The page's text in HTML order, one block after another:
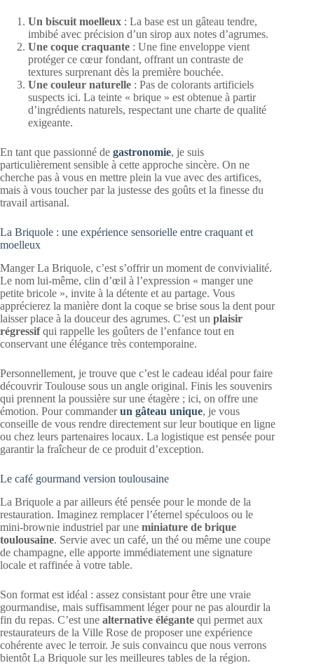
Un biscuit moelleux : La base est un gâteau tendre,
imbibé avec précision d’un sirop aux notes d’agrumes.
Une coque craquante : Une fine enveloppe vient
protéger ce cœur fondant, offrant un contraste de
textures surprenant dès la première bouchée.
Une couleur naturelle : Pas de colorants artificiels
suspects ici. La teinte « brique » est obtenue à partir
d’ingrédients naturels, respectant une charte de qualité
exigeante.
En tant que passionné de gastronomie, je suis
particulièrement sensible à cette approche sincère. On ne
cherche pas à vous en mettre plein la vue avec des artifices,
mais à vous toucher par la justesse des goûts et la finesse du
travail artisanal.
La Briquole : une expérience sensorielle entre craquant et
moelleux
Manger La Briquole, c’est s’offrir un moment de convivialité.
Le nom lui-même, clin d’œil à l’expression « manger une
petite bricole », invite à la détente et au partage. Vous
apprécierez la manière dont la coque se brise sous la dent pour
laisser place à la douceur des agrumes. C’est un plaisir
régressifqui rappelle les goûters de l’enfance tout en
conservant une élégance très contemporaine.
Personnellement, je trouve que c’est le cadeau idéal pour faire
découvrir Toulouse sous un angle original. Finis les souvenirs
qui prennent la poussière sur une étagère ; ici, on offre une
émotion. Pour commanderun gâteau unique, je vous
conseille de vous rendre directement sur leur boutique en ligne
ou chez leurs partenaires locaux. La logistique est pensée pour
garantir la fraîcheur de ce produit d’exception.
Le café gourmand version toulousaine
La Briquole a par ailleurs été pensée pour le monde de la
restauration. Imaginez remplacer l’éternel spéculoos ou le
mini-brownie industriel par une miniature de brique
toulousaine. Servie avec un café, un thé ou même une coupe
de champagne, elle apporte immédiatement une signature
locale et raffinée à votre table.
Son format est idéal : assez consistant pour être une vraie
gourmandise, mais suffisamment léger pour ne pas alourdir la
fin du repas. C’est une alternative élégante qui permet aux
restaurateurs de la Ville Rose de proposer une expérience
cohérente avec le terroir. Je suis convaincu que nous verrons
bientôt La Briquole sur les meilleures tables de la région.